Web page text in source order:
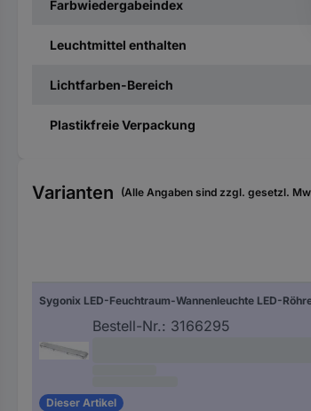
Farbwiedergabeindex
Leuchtmittel enthalten
Lichtfarben-Bereich
Plastikfreie Verpackung
Varianten (Alle Angaben sind zzgl. gesetzl.
Bestell-Nr.: 3166295
Dieser Artikel